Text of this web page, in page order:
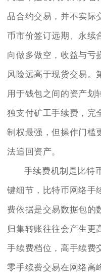
品合约交易，并不实际
币市价签订远期、永续
向做多做空，收益与亏
风险远高于现货交易。
用于钱包之间的资产划
独支付矿工手续费，完
制权最强，但操作门槛
法追回资产。
手续费机制是比特
键细节，比特币网络手
费依据是交易数据包的
归集转账往往会产生更
手续费档位，高手续费
零手续费交易在网络高